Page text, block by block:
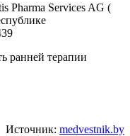
Pharma Services AG (
Источник: medvestnik.by